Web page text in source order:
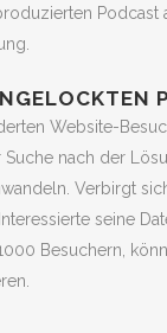
Website-
nach der
Verbirgt
seine
Besuchern,